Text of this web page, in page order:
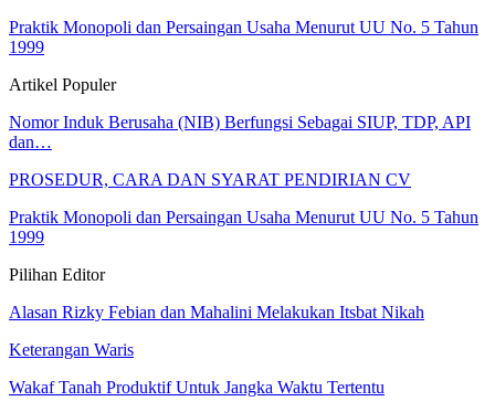
Praktik Monopoli dan Persaingan Usaha Menurut UU No. 5 Tahun
1999
Artikel Populer
Nomor Induk Berusaha (NIB) Berfungsi Sebagai SIUP, TDP, API
dan…
PROSEDUR, CARA DAN SYARAT PENDIRIAN CV
Praktik Monopoli dan Persaingan Usaha Menurut UU No. 5 Tahun
1999
Pilihan Editor
Alasan Rizky Febian dan Mahalini Melakukan Itsbat Nikah
Keterangan Waris
Wakaf Tanah Produktif Untuk Jangka Waktu Tertentu